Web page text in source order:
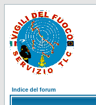
Indice del forum